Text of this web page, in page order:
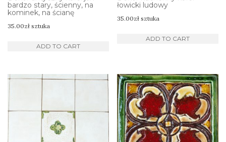
bardzo stary, ścienny, na
kominek, na ścianę
35.00zł sztuka
ADD TO CART
łowicki ludowy
35.00zł sztuka
ADD TO CART